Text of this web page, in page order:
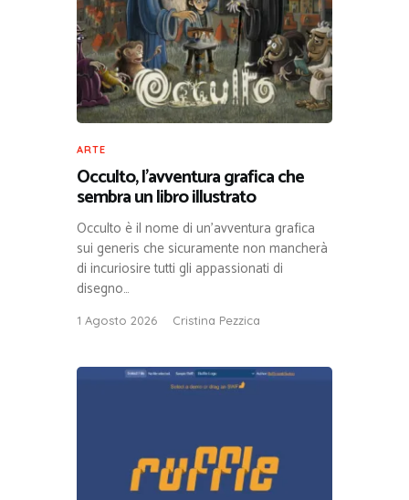
ARTE
Occulto, l’avventura grafica che
sembra un libro illustrato
Occulto è il nome di un’avventura grafica
sui generis che sicuramente non mancherà
di incuriosire tutti gli appassionati di
disegno…
1 Agosto 2026 Cristina Pezzica